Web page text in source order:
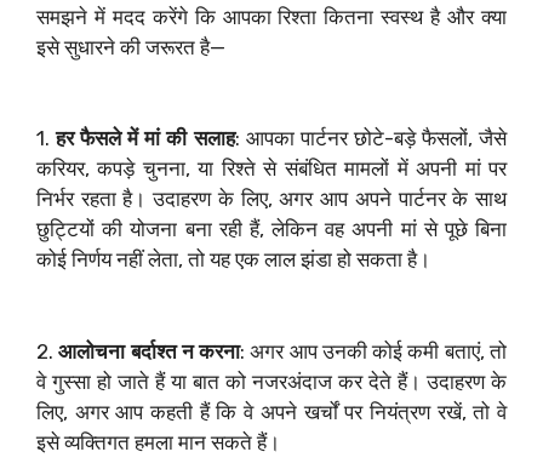
समझने में मदद करेंगे कि आपका रिश्ता कितना स्वस्थ है और क्या
इसे सुधारने की जरूरत है—
1.हर फैसले में मां की सलाह: आपका पार्टनर छोटे-बड़े फैसलों, जैसे
करियर, कपड़े चुनना, या रिश्ते से संबंधित मामलों में अपनी मां पर
निर्भर रहता है। उदाहरण के लिए, अगर आप अपने पार्टनर के साथ
छुट्टियों की योजना बना रही हैं, लेकिन वह अपनी मां से पूछे बिना
कोई निर्णय नहीं लेता, तो यह एक लाल झंडा हो सकता है।
2.आलोचना बर्दाश्त न करना: अगर आप उनकी कोई कमी बताएं, तो
वे गुस्सा हो जाते हैं या बात को नजरअंदाज कर देते हैं। उदाहरण के
लिए, अगर आप कहती हैं कि वे अपने खर्चों पर नियंत्रण रखें, तो वे
इसे व्यक्तिगत हमला मान सकते हैं।